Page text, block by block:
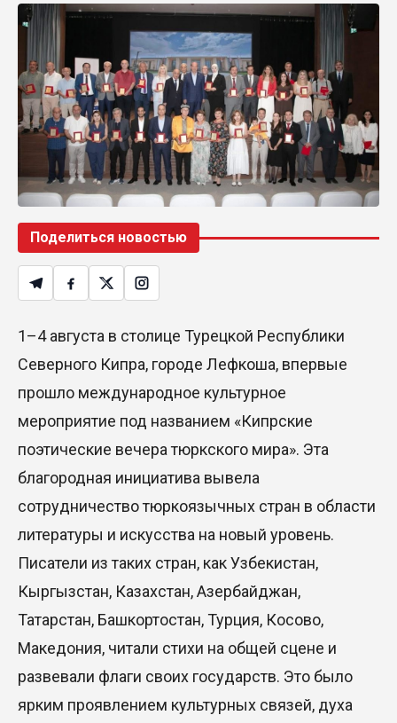
Поделиться новостью
1–4 августа в столице Турецкой Республики
Северного Кипра, городе Лефкоша, впервые
прошло международное культурное
мероприятие под названием «Кипрские
поэтические вечера тюркского мира». Эта
благородная инициатива вывела
сотрудничество тюркоязычных стран в области
литературы и искусства на новый уровень.
Писатели из таких стран, как Узбекистан,
Кыргызстан, Казахстан, Азербайджан,
Татарстан, Башкортостан, Турция, Косово,
Македония, читали стихи на общей сцене и
развевали флаги своих государств. Это было
ярким проявлением культурных связей, духа